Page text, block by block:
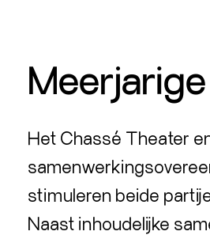
Het Chassé Theater
stimuleren beide
Naast inhoudelijke